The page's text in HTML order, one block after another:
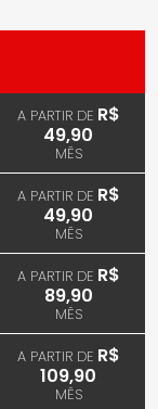
A PARTIR DE R$
49,90
MÊS
A PARTIR DE R$
49,90
MÊS
A PARTIR DE R$
89,90
MÊS
A PARTIR DE R$
109,90
MÊS